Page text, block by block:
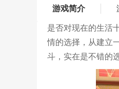
游戏简介
是否对现在的生活
情的选择，从建立
斗，实在是不错的